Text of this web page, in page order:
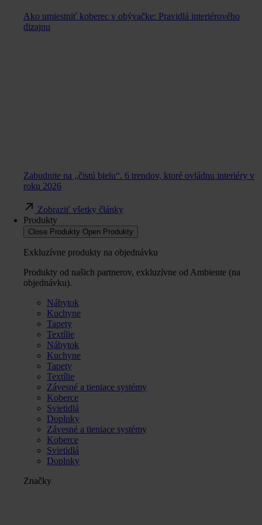
Ako umiestniť koberec v obývačke: Pravidlá interiérového
dizajnu
Zabudnite na „čistú bielu“. 6 trendov, ktoré ovládnu interiéry v
roku 2026
Zobraziť všetky články
Produkty
Close Produkty Open Produkty
Exkluzívne produkty na objednávku
Produkty od našich partnerov, exkluzívne od Ambiente (na
objednávku).
Nábytok
Kuchyne
Tapety
Textílie
Nábytok
Kuchyne
Tapety
Textílie
Závesné a tieniace systémy
Koberce
Svietidlá
Doplnky
Závesné a tieniace systémy
Koberce
Svietidlá
Doplnky
Značky